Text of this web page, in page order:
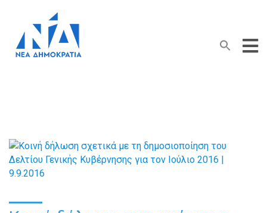
Search
for:
Search Button